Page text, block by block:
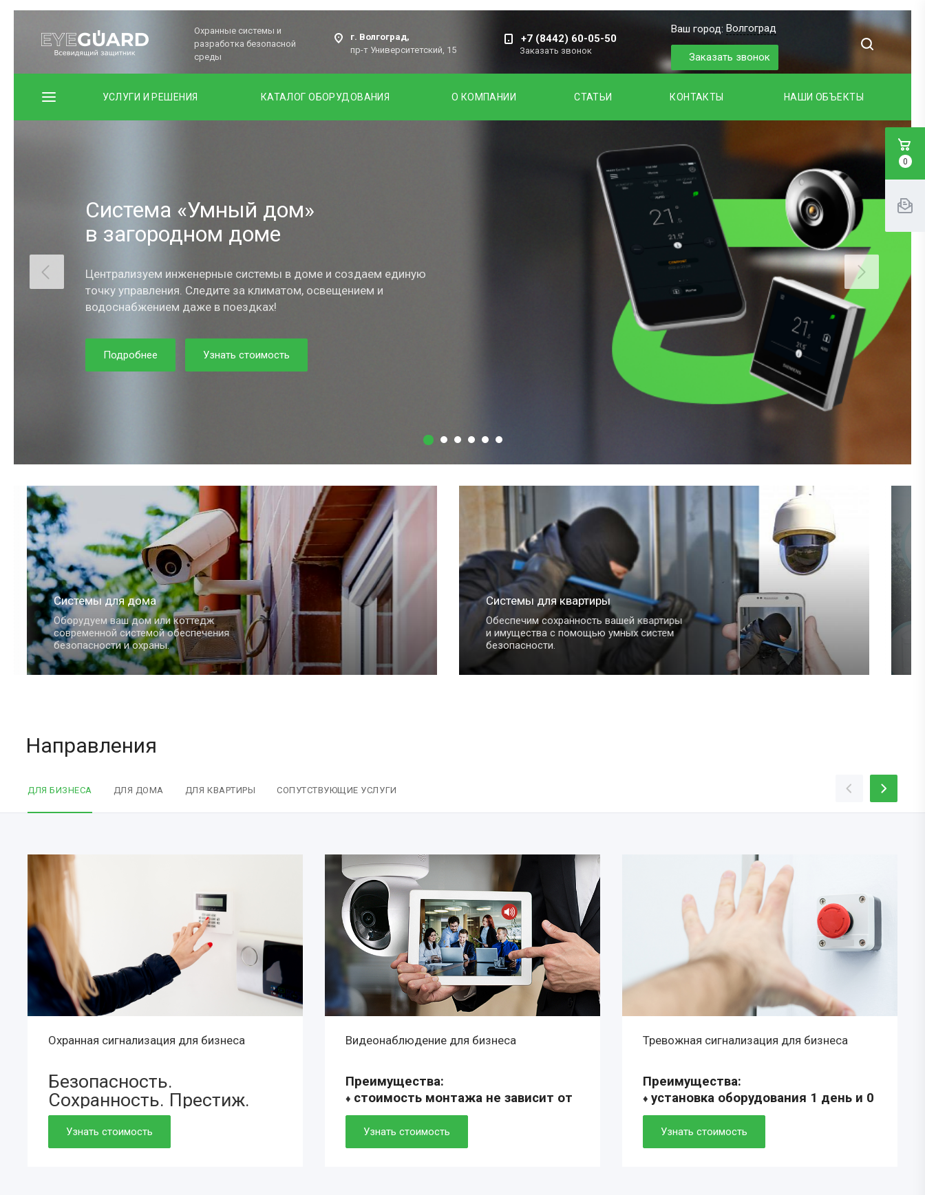
Охранные системы и
разработка безопасной
среды
г. Волгоград,
пр-т Университетский, 15
+7 (8442) 60-05-50
Заказать звонок
Ваш город: Волгоград
Заказать звонок
УСЛУГИ И РЕШЕНИЯ КАТАЛОГ ОБОРУДОВАНИЯ О КОМПАНИИ СТАТЬИ КОНТАКТЫ НАШИ ОБЪЕКТЫ
Система «Умный дом»
в загородном доме
Централизуем инженерные системы в доме и создаем единую
точку управления. Следите за климатом, освещением и
водоснабжением даже в поездках!
Подробнее Узнать стоимость
Системы для квартиры
Обеспечим сохранность вашей квартиры
и имущества с помощью умных систем
безопасности.
Система "Умный дом"
Такая система устройств дома,
способная решать ежедневные задачи
без непосредственного участия
пользователя, очень упрощает быт.
Направления
ДЛЯ БИЗНЕСА ДЛЯ ДОМА ДЛЯ КВАРТИРЫ СОПУТСТВУЮЩИЕ УСЛУГИ
Охранная сигнализация для бизнеса
Безопасность.
Сохранность. Престиж.
Просто. Быстро. Доступно.
Нужно. Обязательно.
Если работаете вдолгую.
Узнать стоимость
Видеонаблюдение для бизнеса
Преимущества:
♦ стоимость монтажа не зависит от
сложности установки
♦ профессиональное оборудование с
гарантией 1-10 лет
Узнать стоимость
Тревожная сигнализация для бизнеса
Преимущества:
♦ установка оборудования 1 день и 0
рублей
♦ скорость прибытия ГБР 5-7 минут
♦ удобное мобильное приложение
Узнать стоимость
0